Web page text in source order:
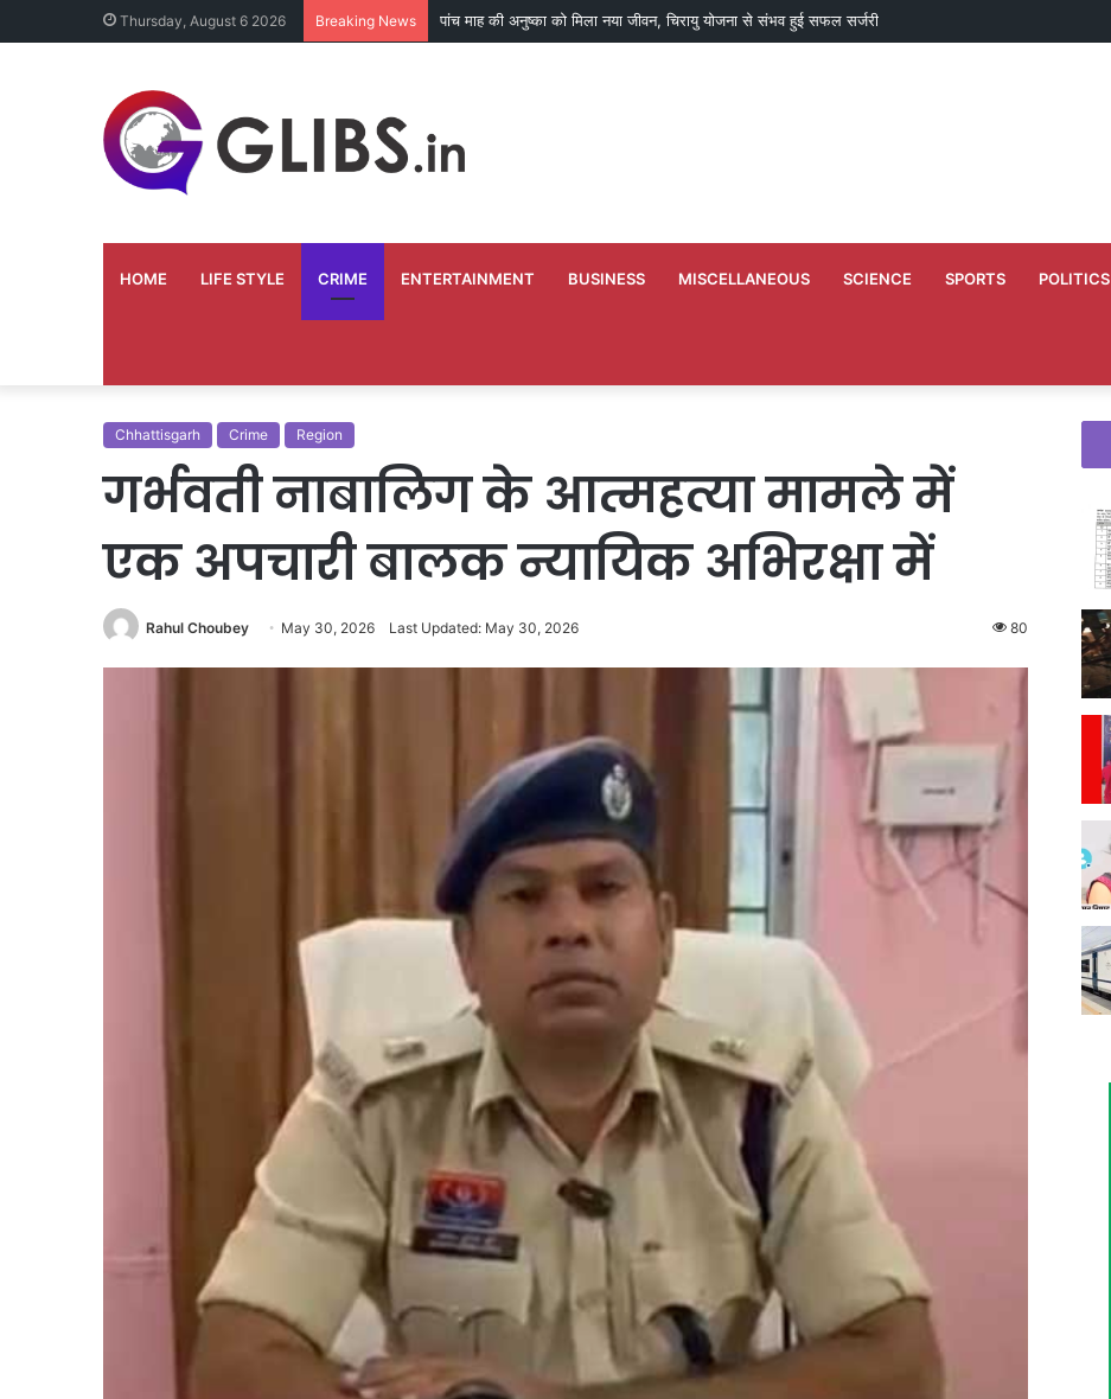
Thursday, August 6 2026 Breaking News तकनीकी खराबी के कारण उच्च शिक्षा विभाग की वेबसाइट अस्थायी रूप से ठप, एसएसएल सर्टिफिकेट का काम जारी
HOME LIFE STYLE CRIME ENTERTAINMENT BUSINESS MISCELLANEOUS SCIENCE SPORTS POLITICS
Chhattisgarh Crime Region
गर्भवती नाबालिग के आत्महत्या मामले में
एक अपचारी बालक न्यायिक अभिरक्षा में
Rahul Choubey May 30, 2026 Last Updated: May 30, 2026 80